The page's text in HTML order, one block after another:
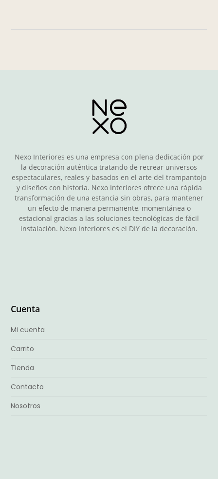
Nexo Interiores es una empresa con plena dedicación por
la decoración auténtica tratando de recrear universos
espectaculares, reales y basados en el arte del trampantojo
y diseños con historia. Nexo Interiores ofrece una rápida
transformación de una estancia sin obras, para mantener
un efecto de manera permanente, momentánea o
estacional gracias a las soluciones tecnológicas de fácil
instalación. Nexo Interiores es el DIY de la decoración.
Cuenta
Mi cuenta
Carrito
Tienda
Contacto
Nosotros